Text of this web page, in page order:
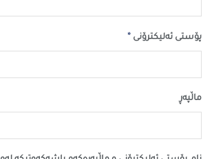
پۆستی ئەلیکترۆنی *
ماڵپه‌ڕ